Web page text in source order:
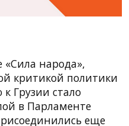
народа»,
критикой политики
Грузии стало
в Парламенте
еще